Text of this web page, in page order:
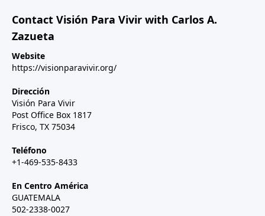
Contact Visión Para Vivir with Carlos A.
Zazueta
Website
https://visionparavivir.org/
Dirección
Visión Para Vivir
Post Office Box 1817
Frisco, TX 75034
Teléfono
+1-469-535-8433
En Centro América
GUATEMALA
502-2338-0027